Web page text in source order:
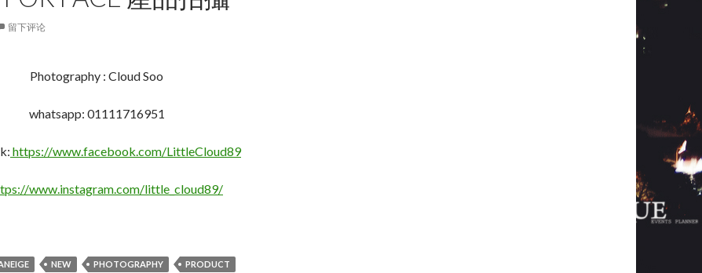
留下评论
Photography : Cloud Soo
whatsapp: 01111716951
https://www.facebook.com/LittleCloud89
www.instagram.com/little_cloud89/
管 Laneige Perfect Renew Youth Retinol Eye Cream For Face 產品拍攝
NEW PHOTOGRAPHY
PRODUCT